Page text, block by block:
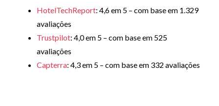
HotelTechReport: 4,6 em 5 – com base em 1.329
avaliações
Trustpilot: 4,0 em 5 – com base em 525
avaliações
Capterra: 4,3 em 5 – com base em 332 avaliações